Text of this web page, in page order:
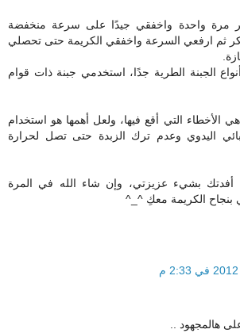
مرة واحدة واخفقي جيدًا على سرعة منخفضة
ثم ارفعي السرعة واخفقي الكريمة حتى تحصلي
الجبنة الطرية جدًا، استخدمي جبنة ذات قوام
الأخطاء التي أقع فيها، ولعل أهمها هو استخدام
اليدوي وعدم ترك الزبدة حتى تصل لحرارة
أفدتك بشيء عزيزتي، وإن شاء الله في المرة
بنجاح الكريمة معكِ ^_^
هالمجهود ..